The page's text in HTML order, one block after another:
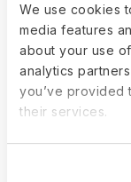
We use cookies
media features
about your use
analytics
you’ve provided
their services.
24/7 다채
일,
Slack